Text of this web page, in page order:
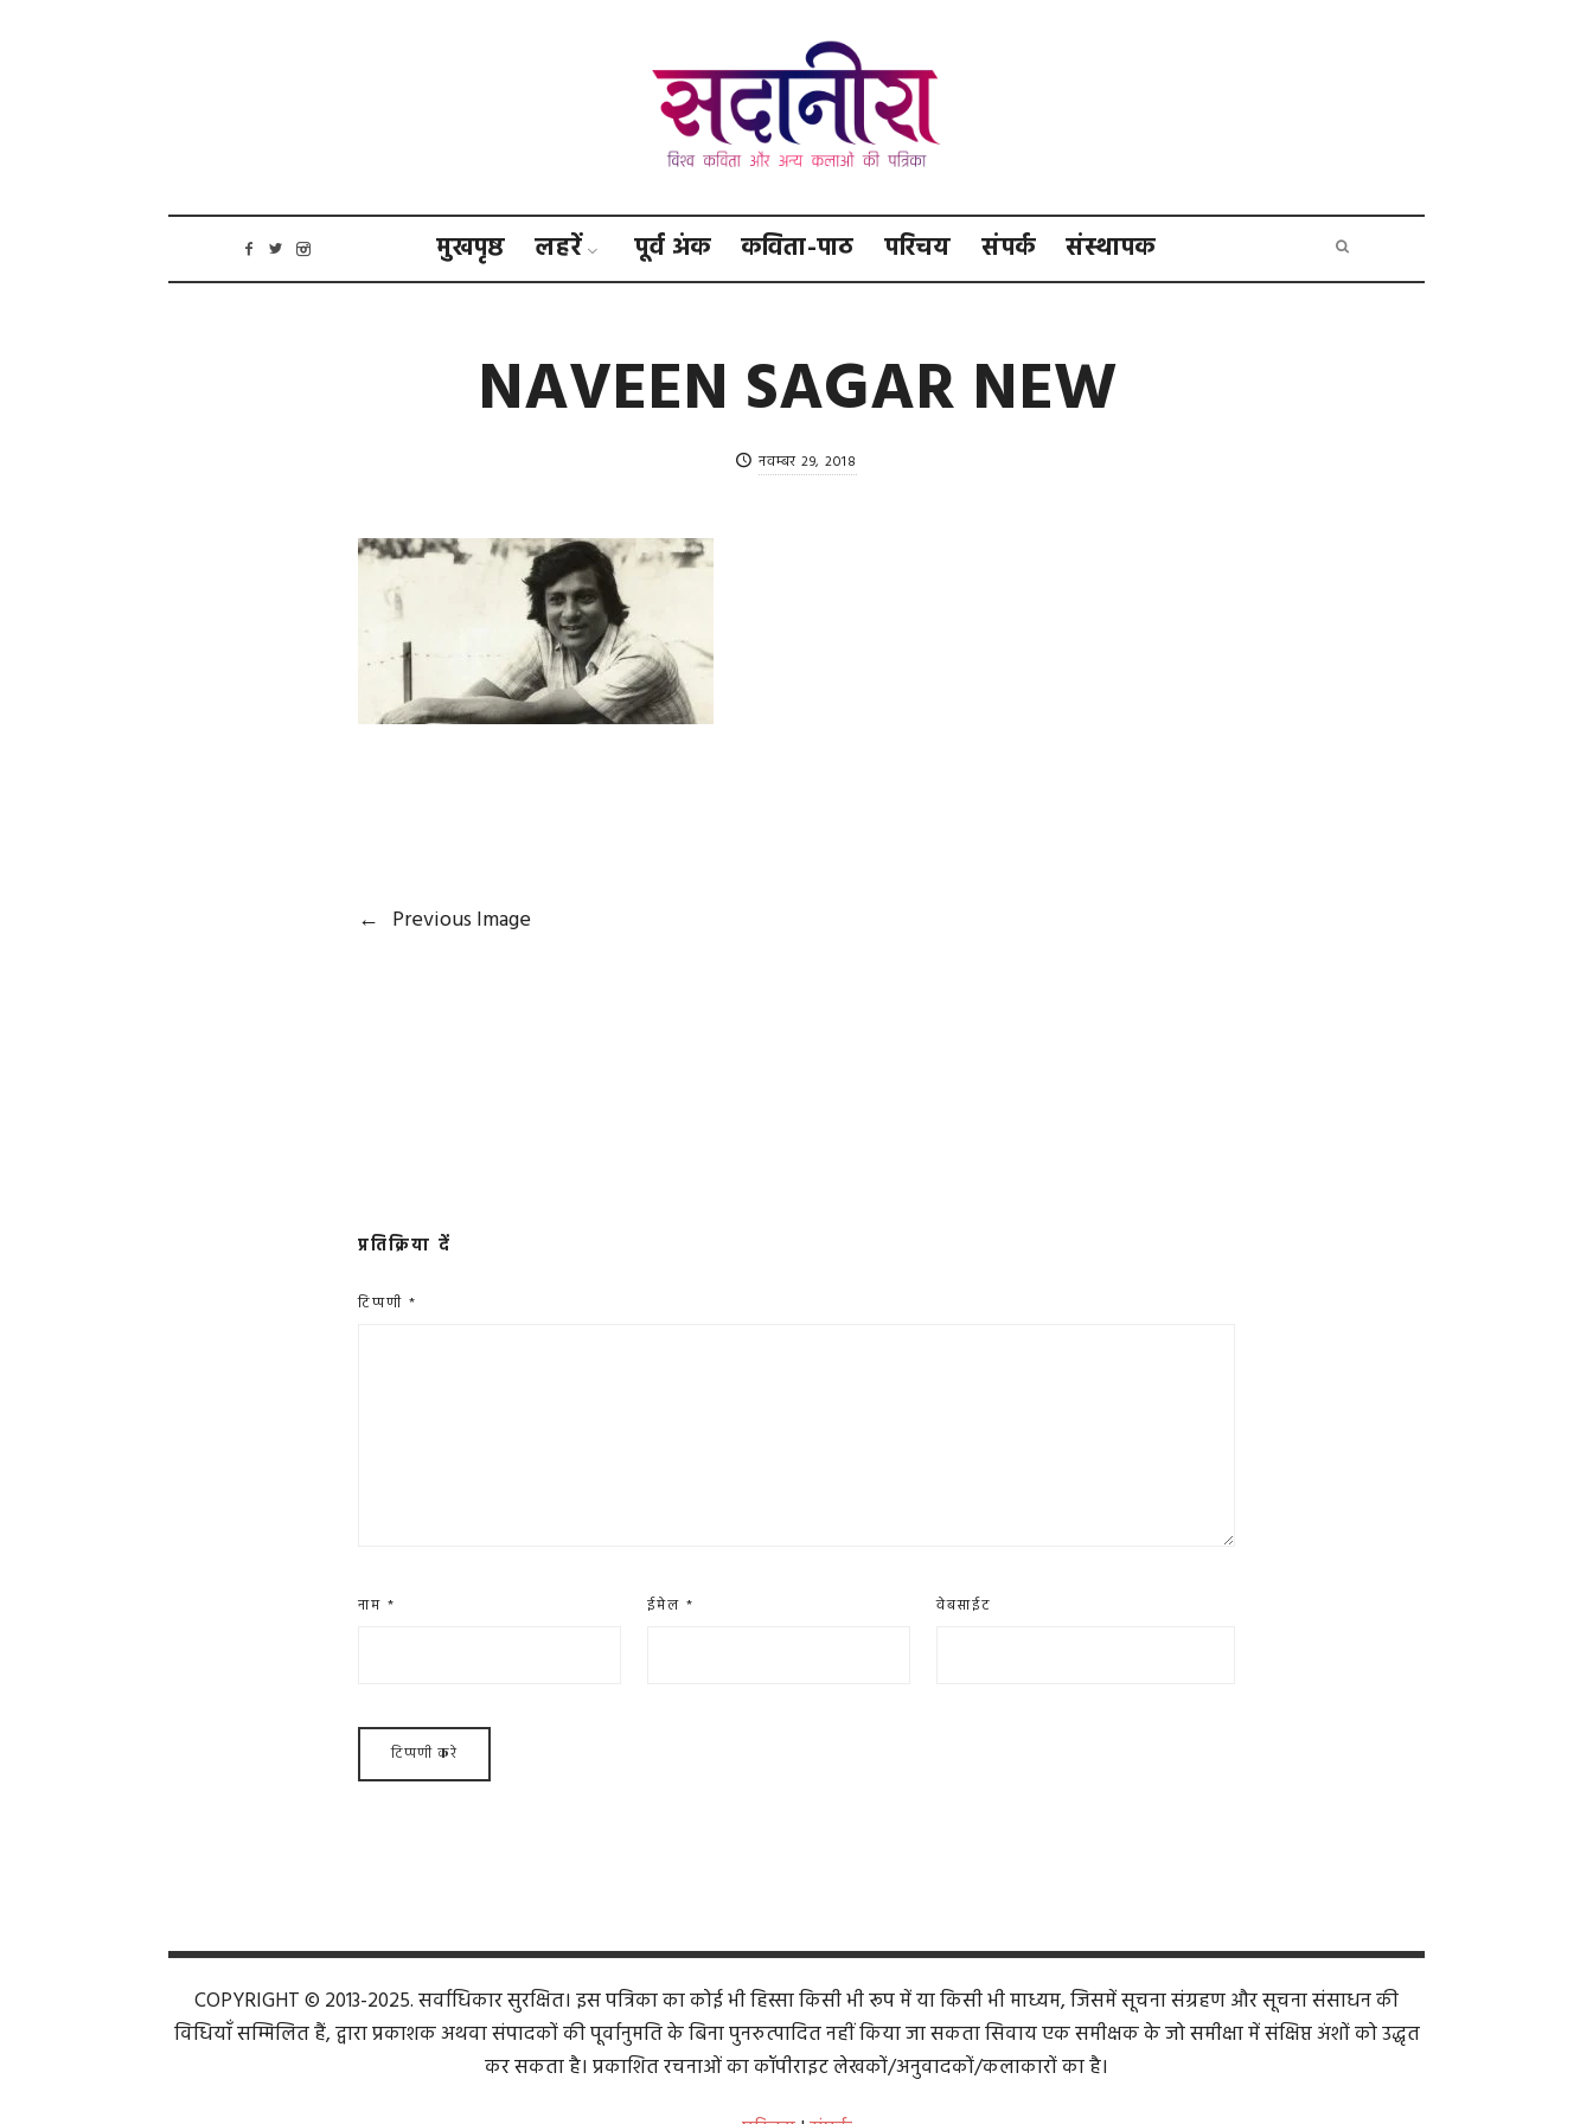
मुखपृष्ठ लहरें पूर्व अंक कविता-पाठ परिचय संपर्क संस्थापक
NAVEEN SAGAR NEW
नवम्बर 29, 2018
← Previous Image
प्रतिक्रिया दें
टिप्पणी *
नाम * ईमेल* वेबसाईट
COPYRIGHT © 2013-2025. सर्वाधिकार सुरक्षित। इस पत्रिका का कोई भी हिस्सा किसी भी रूप में या किसी भी माध्यम, जिसमें सूचना संग्रहण और सूचना संसाधन की
विधियाँ सम्मिलित हैं, द्वारा प्रकाशक अथवा संपादकों की पूर्वानुमति के बिना पुनरुत्पादित नहीं किया जा सकता सिवाय एक समीक्षक के जो समीक्षा में संक्षिप्त अंशों को उद्धृत
कर सकता है। प्रकाशित रचनाओं का कॉपीराइट लेखकों/अनुवादकों/कलाकारों का है।